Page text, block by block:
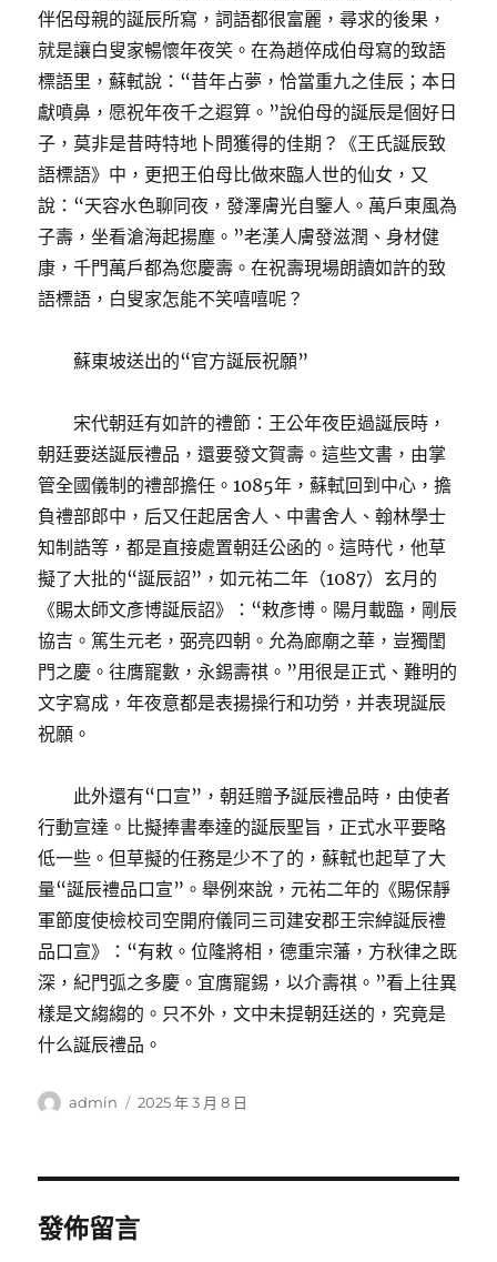
伴侶母親的誕辰所寫，詞語都很富麗，尋求的後果，
就是讓白叟家暢懷年夜笑。在為趙倅成伯母寫的致語
標語里，蘇軾說：“昔年占夢，恰當重九之佳辰；本日
獻噴鼻，愿祝年夜千之遐算。”說伯母的誕辰是個好日
子，莫非是昔時特地卜問獲得的佳期？《王氏誕辰致
語標語》中，更把王伯母比做來臨人世的仙女，又
說：“天容水色聊同夜，發澤膚光自鑒人。萬戶東風為
子壽，坐看滄海起揚塵。”老漢人膚發滋潤、身材健
康，千門萬戶都為您慶壽。在祝壽現場朗讀如許的致
語標語，白叟家怎能不笑嘻嘻呢？
蘇東坡送出的“官方誕辰祝願”
宋代朝廷有如許的禮節：王公年夜臣過誕辰時，
朝廷要送誕辰禮品，還要發文賀壽。這些文書，由掌
管全國儀制的禮部擔任。1085年，蘇軾回到中心，擔
負禮部郎中，后又任起居舍人、中書舍人、翰林學士
知制誥等，都是直接處置朝廷公函的。這時代，他草
擬了大批的“誕辰詔”，如元祐二年（1087）玄月的
《賜太師文彥博誕辰詔》：“敕彥博。陽月載臨，剛辰
協吉。篤生元老，弼亮四朝。允為廊廟之華，豈獨閨
門之慶。往膺寵數，永錫壽祺。”用很是正式、難明的
文字寫成，年夜意都是表揚操行和功勞，并表現誕辰
祝願。
此外還有“口宣”，朝廷贈予誕辰禮品時，由使者
行動宣達。比擬捧書奉達的誕辰聖旨，正式水平要略
低一些。但草擬的任務是少不了的，蘇軾也起草了大
量“誕辰禮品口宣”。舉例來說，元祐二年的《賜保靜
軍節度使檢校司空開府儀同三司建安郡王宗綽誕辰禮
品口宣》：“有敕。位隆將相，德重宗藩，方秋律之既
深，紀門弧之多慶。宜膺寵錫，以介壽祺。”看上往異
樣是文縐縐的。只不外，文中未提朝廷送的，究竟是
什么誕辰禮品。
作
admin
發
2025 年 3 月 8 日
發佈留言